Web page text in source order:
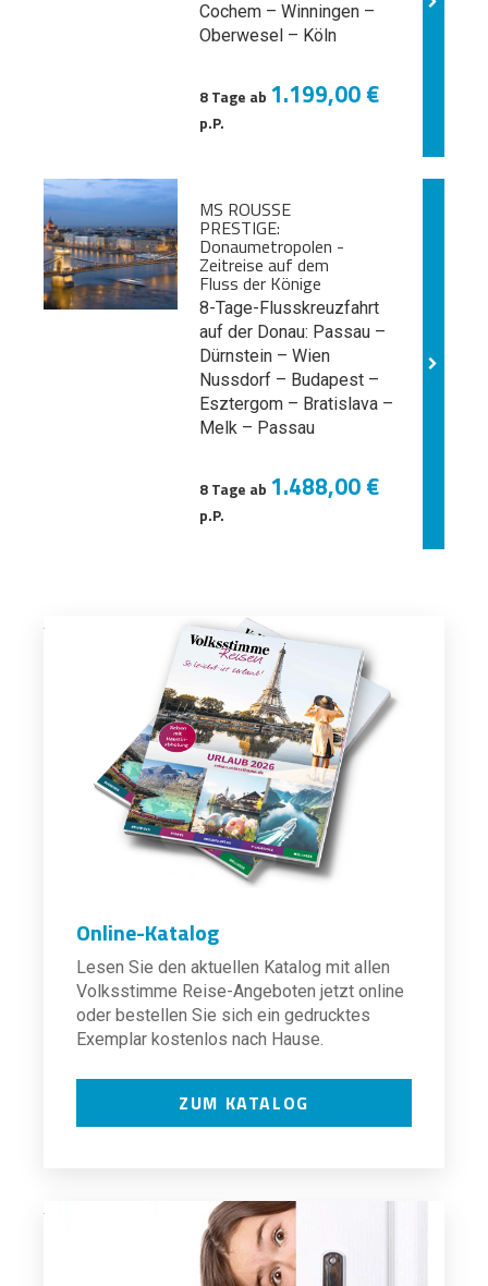
Cochem – Winningen –
Oberwesel – Köln
8 Tage ab 1.199,00 €
p.P.
MS ROUSSE
PRESTIGE:
Donaumetropolen -
Zeitreise auf dem
Fluss der Könige
8-Tage-Flusskreuzfahrt
auf der Donau: Passau –
Dürnstein – Wien
Nussdorf – Budapest –
Esztergom – Bratislava –
Melk – Passau
8 Tage ab 1.488,00 €
p.P.
Online-Katalog
Lesen Sie den aktuellen Katalog mit allen
Volksstimme Reise-Angeboten jetzt online
oder bestellen Sie sich ein gedrucktes
Exemplar kostenlos nach Hause.
ZUM KATALOG